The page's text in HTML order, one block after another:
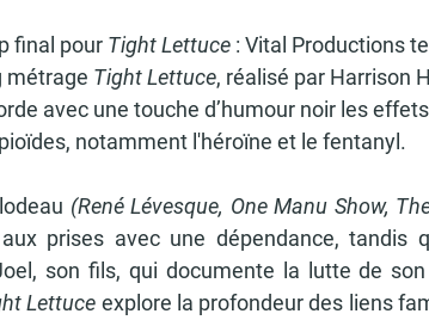
final pour Tight Lettuce : Vital Productions
métrage Tight Lettuce, réalisé par Harrison
avec une touche d’humour noir les effets
notamment l'héroïne et le fentanyl.
(René Lévesque, One Manu Show,
prises avec une dépendance, tandis
son fils, qui documente la lutte de
Lettuce explore la profondeur des liens